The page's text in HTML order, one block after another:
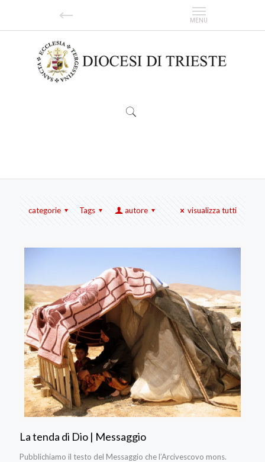
categorie Tags autore visualizza tutti
La tenda di Dio | Messaggio
Pubblichiamo il testo del Messaggio che l’Arcivescovo mons.